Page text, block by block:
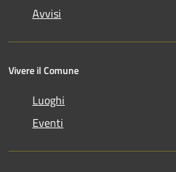
Avvisi
Vivere il Comune
Luoghi
Eventi